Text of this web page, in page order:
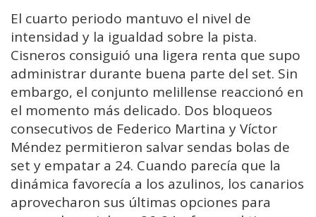
El cuarto periodo mantuvo el nivel de
intensidad y la igualdad sobre la pista.
Cisneros consiguió una ligera renta que supo
administrar durante buena parte del set. Sin
embargo, el conjunto melillense reaccionó en
el momento más delicado. Dos bloqueos
consecutivos de Federico Martina y Víctor
Méndez permitieron salvar sendas bolas de
set y empatar a 24. Cuando parecía que la
dinámica favorecía a los azulinos, los canarios
aprovecharon sus últimas opciones para